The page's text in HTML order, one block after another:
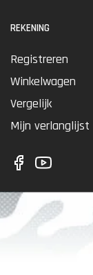
REKENING
Registreren
Winkelwagen
Vergelijk
Mijn verlanglijst